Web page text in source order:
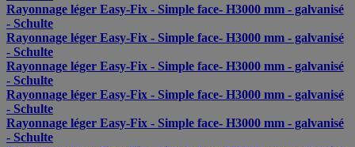
Rayonnage léger Easy-Fix - Simple face- H3000 mm - galvanisé
- Schulte
Rayonnage léger Easy-Fix - Simple face- H3000 mm - galvanisé
- Schulte
Rayonnage léger Easy-Fix - Simple face- H3000 mm - galvanisé
- Schulte
Rayonnage léger Easy-Fix - Simple face- H3000 mm - galvanisé
- Schulte
Rayonnage léger Easy-Fix - Simple face- H3000 mm - galvanisé
- Schulte